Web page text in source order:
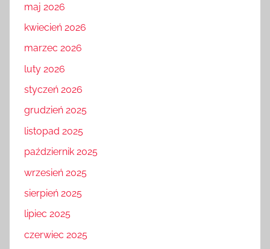
maj 2026
kwiecień 2026
marzec 2026
luty 2026
styczeń 2026
grudzień 2025
listopad 2025
październik 2025
wrzesień 2025
sierpień 2025
lipiec 2025
czerwiec 2025